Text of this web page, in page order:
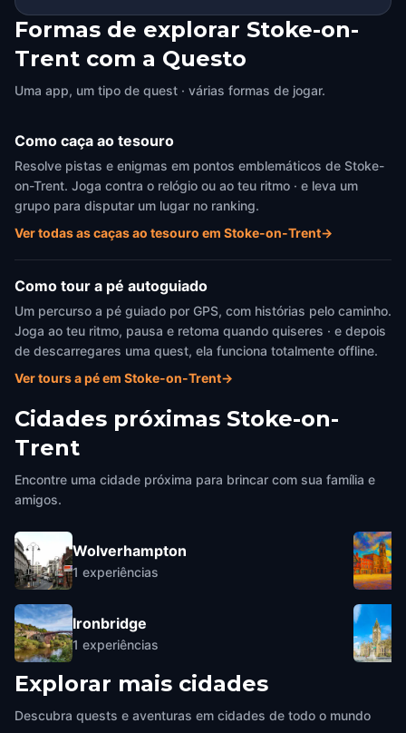
Formas de explorar Stoke-on-
Trent com a Questo
Uma app, um tipo de quest · várias formas de jogar.
Como caça ao tesouro
Resolve pistas e enigmas em pontos emblemáticos de Stoke-
on-Trent. Joga contra o relógio ou ao teu ritmo · e leva um
grupo para disputar um lugar no ranking.
Ver todas as caças ao tesouro em Stoke-on-Trent→
Como tour a pé autoguiado
Um percurso a pé guiado por GPS, com histórias pelo caminho.
Joga ao teu ritmo, pausa e retoma quando quiseres · e depois
de descarregares uma quest, ela funciona totalmente offline.
Ver tours a pé em Stoke-on-Trent→
Cidades próximas Stoke-on-
Trent
Encontre uma cidade próxima para brincar com sua família e
amigos.
Wolverhampton
1 experiências
Ironbridge
1 experiências
Explorar mais cidades
Descubra quests e aventuras em cidades de todo o mundo